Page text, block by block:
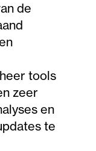
de
tools
zeer
en
te